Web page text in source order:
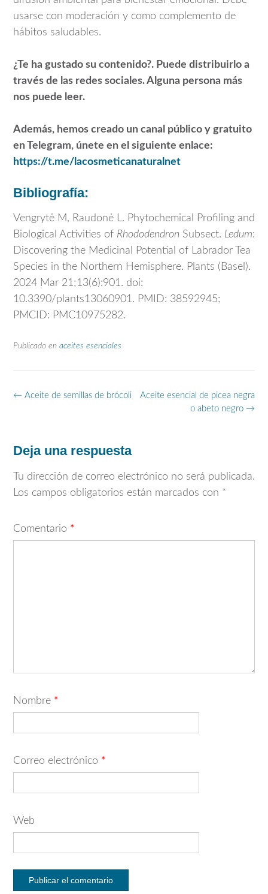
usarse con moderación y como complemento de
hábitos saludables.
¿Te ha gustado su contenido?. Puede distribuirlo a
través de las redes sociales. Alguna persona más
nos puede leer.
Además, hemos creado un canal público y gratuito
en Telegram, únete en el siguiente enlace:
https://t.me/lacosmeticanaturalnet
Bibliografía:
Vengrytė M, Raudonė L. Phytochemical Profiling and
Biological Activities of Rhododendron Subsect. Ledum:
Discovering the Medicinal Potential of Labrador Tea
Species in the Northern Hemisphere. Plants (Basel).
2024 Mar 21;13(6):901. doi:
10.3390/plants13060901. PMID: 38592945;
PMCID: PMC10975282.
Publicado en aceites esenciales
Navegación
Aceite esencial de picea negra
o abeto negro →
← Aceite de semillas de brócoli
Deja una respuesta
Tu dirección de correo electrónico no será publicada.
Los campos obligatorios están marcados con *
Comentario *
Nombre *
Correo electrónico *
Web